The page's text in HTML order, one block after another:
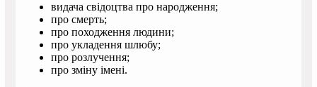
видача свідоцтва про народження;
про смерть;
про походження людини;
про укладення шлюбу;
про розлучення;
про зміну імені.